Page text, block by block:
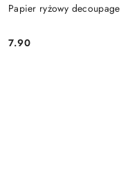
Papier ryżowy
Cena:
7.90